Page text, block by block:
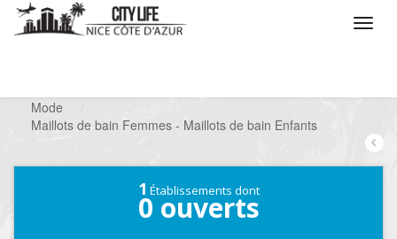
Mode
Maillots de bain Femmes - Maillots de bain Enfants
1 Établissements dont
0 ouverts